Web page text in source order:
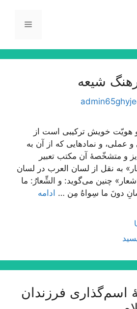
فهرست
شیعه
هویّت خویش ترکیبی است از
عملی، و نمادهایی که از آن به
و متشخّصۀ آن مکتب تعبیر
به نقل از لسان العرب در لسان
چنین می‌گوید: و الشِّعارُ: ما
دونَ ما سِواهُ مِن … ادامه
اسم‌گذارى فرزندان